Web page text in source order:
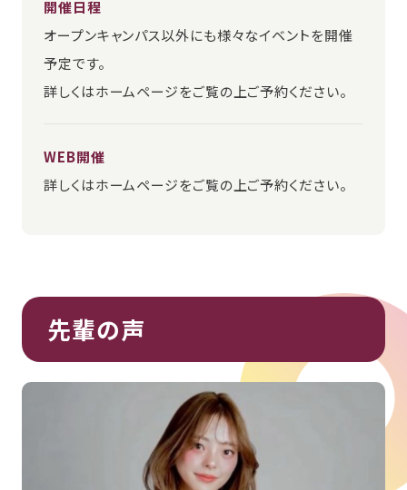
開催日程
オープンキャンパス以外にも様々なイベントを開催
予定です。
詳しくはホームページをご覧の上ご予約ください。
WEB開催
詳しくはホームページをご覧の上ご予約ください。
先輩の声